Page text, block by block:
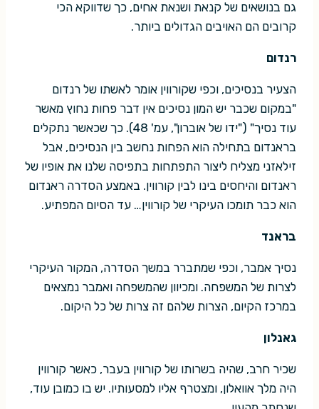
גם בנושאים של קנאת ושנאת אחים, כך שדווקא הכי
קרובים הם האויבים הגדולים ביותר.
רנדום
הצעיר בנסיכים, וכפי שקורווין אומר לאשתו של רנדום
"במקום שכבר יש המון נסיכים אין דבר פחות נחוץ מאשר
עוד נסיך" ("ידו של אוברון", עמ' 48). כך שכאשר נתקלים
בראנדום בתחילה הוא הפחות נחשב בין הנסיכים, אבל
זילאזני מצליח ליצור התפתחות בתפיסה שלנו את אופיו של
ראנדום והיחסים בינו לבין קורווין. באמצע הסדרה ראנדום
הוא כבר תומכו העיקרי של קורווין… עד הסיום המפתיע.
בראנד
נסיך אמבר, וכפי שמתברר במשך הסדרה, המקור העיקרי
לצרות של המשפחה. ומכיוון שהמשפחה ואמבר נמצאים
במרכז הקיום, הצרות שלהם זה צרות של כל היקום.
גאנלון
שכיר חרב, שהיה בשרותו של קורווין בעבר, כאשר קורווין
היה מלך אוואלון, ומצטרף אליו למסעותיו. יש בו כמובן עוד,